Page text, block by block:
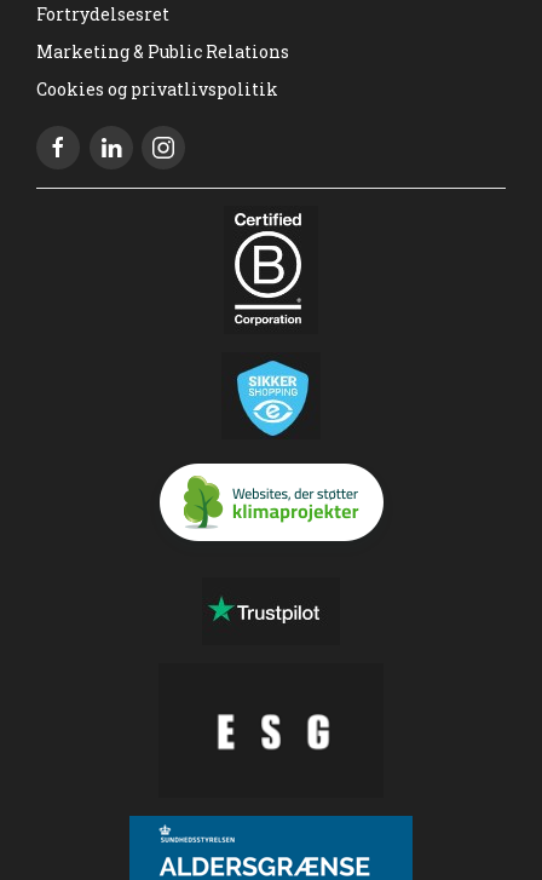
Fortrydelsesret
Marketing & Public Relations
Cookies og privatlivspolitik